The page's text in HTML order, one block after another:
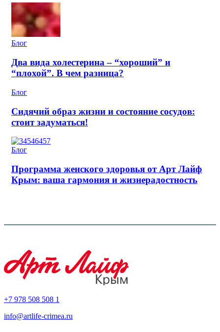
Блог
Два вида холестерина – “хороший” и
“плохой”. В чем разница?
Блог
Сидячий образ жизни и состояние сосудов:
стоит задуматься!
Блог
Программа женского здоровья от Арт Лайф
Крым: ваша гармония и жизнерадостность
+7 978 508 508 1
info@artlife-crimea.ru